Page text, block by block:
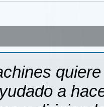
a